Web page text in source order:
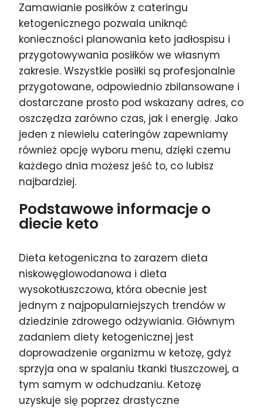
Zamawianie posiłków z cateringu
ketogenicznego pozwala uniknąć
konieczności planowania keto jadłospisu i
przygotowywania posiłków we własnym
zakresie. Wszystkie posiłki są profesjonalnie
przygotowane, odpowiednio zbilansowane i
dostarczane prosto pod wskazany adres, co
oszczędza zarówno czas, jak i energię. Jako
jeden z niewielu cateringów zapewniamy
również opcję wyboru menu, dzięki czemu
każdego dnia możesz jeść to, co lubisz
najbardziej.
Podstawowe informacje o
diecie keto
Dieta ketogeniczna to zarazem dieta
niskowęglowodanowa i dieta
wysokotłuszczowa, która obecnie jest
jednym z najpopularniejszych trendów w
dziedzinie zdrowego odżywiania. Głównym
zadaniem diety ketogenicznej jest
doprowadzenie organizmu w ketozę, gdyż
sprzyja ona w spalaniu tkanki tłuszczowej, a
tym samym w odchudzaniu. Ketozę
uzyskuje się poprzez drastyczne